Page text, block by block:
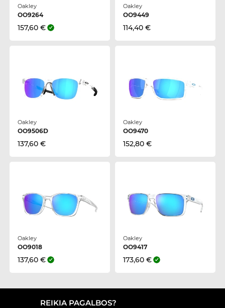
Oakley
OO9264
157,60 €
Oakley
OO9449
114,40 €
Oakley
OO9506D
137,60 €
Oakley
OO9470
152,80 €
Oakley
OO9018
137,60 €
Oakley
OO9417
173,60 €
REIKIA PAGALBOS?